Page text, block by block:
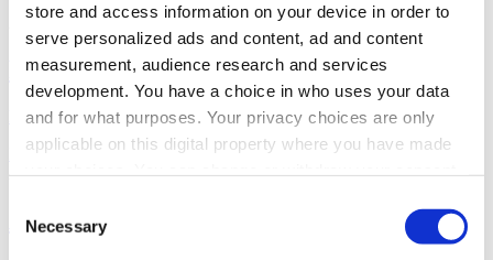
store and access information on your device in order to
serve personalized ads and content, ad and content
measurement, audience research and services
development. You have a choice in who uses your data
and for what purposes. Your privacy choices are only
applicable on this digital property where you have made
the Privacy trigger icon.
Selection
Necessary
2026-02-25, 12:10
Pr-byrån som landar Nespresso
Kaffebolaget Nespresso byter pr-byrå i Sverige.
Kundrörelser
2026-01-28, 02:00
Ahead vinner it-jätte